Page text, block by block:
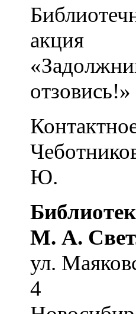
акция
отзовись!»
Ю.
М. А.
ул.
4